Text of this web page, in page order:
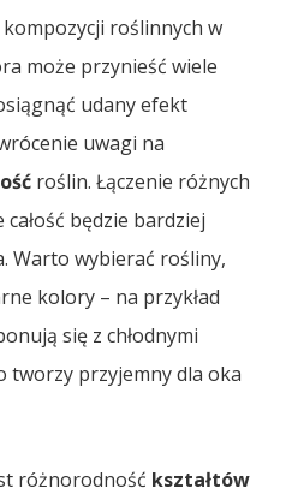
roślinnych w
może przynieść wiele
udany efekt
uwagi na
roślin. Łączenie różnych
będzie bardziej
Warto wybierać rośliny,
kolory – na przykład
się z chłodnymi
tworzy przyjemny dla oka
różnorodność kształtów